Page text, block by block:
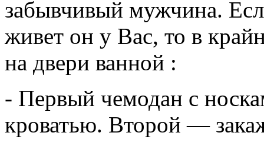
забывчивый мужчина.
живет он у Вас, то в
на двери ванной :
- Первый чемодан с
кроватью. Второй —